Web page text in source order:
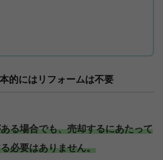
的にはリフォームは不要
る場合でも、売却するにあたって
必要はありません。